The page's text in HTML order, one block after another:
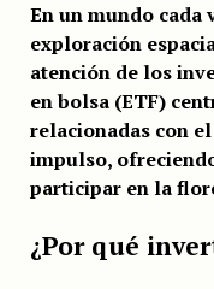
En un mundo cada
exploración
atención de los
en bolsa (ETF)
relacionadas con
impulso,
participar en la
¿Por qué